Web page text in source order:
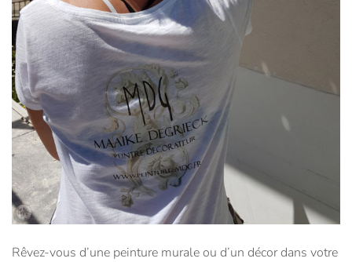
Rêvez-vous d’une peinture murale ou d’un décor dans votre